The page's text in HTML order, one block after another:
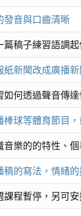
發音與口齒清晰
篇稿子練習語調
紙新聞改成廣播
如何透過聲音傳
棒球等體育節目
音樂的的特性、
稿的寫法，情緒
課程暫停，另可